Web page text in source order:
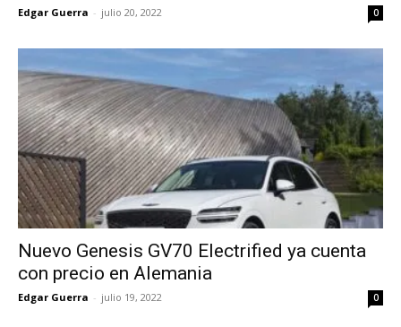
Edgar Guerra - julio 20, 2022 0
Nuevo Genesis GV70 Electrified ya cuenta
con precio en Alemania
Edgar Guerra - julio 19, 2022 0